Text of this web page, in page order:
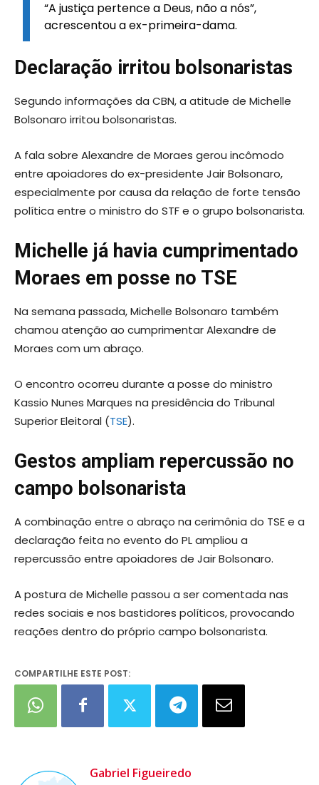
“A justiça pertence a Deus, não a nós”,
acrescentou a ex-primeira-dama.
Declaração irritou bolsonaristas
Segundo informações da CBN, a atitude de Michelle
Bolsonaro irritou bolsonaristas.
A fala sobre Alexandre de Moraes gerou incômodo
entre apoiadores do ex-presidente Jair Bolsonaro,
especialmente por causa da relação de forte tensão
política entre o ministro do STF e o grupo bolsonarista.
Michelle já havia cumprimentado
Moraes em posse no TSE
Na semana passada, Michelle Bolsonaro também
chamou atenção ao cumprimentar Alexandre de
Moraes com um abraço.
O encontro ocorreu durante a posse do ministro
Kassio Nunes Marques na presidência do Tribunal
Superior Eleitoral (TSE).
Gestos ampliam repercussão no
campo bolsonarista
A combinação entre o abraço na cerimônia do TSE e a
declaração feita no evento do PL ampliou a
repercussão entre apoiadores de Jair Bolsonaro.
A postura de Michelle passou a ser comentada nas
redes sociais e nos bastidores políticos, provocando
reações dentro do próprio campo bolsonarista.
COMPARTILHE ESTE POST:
Gabriel Figueiredo